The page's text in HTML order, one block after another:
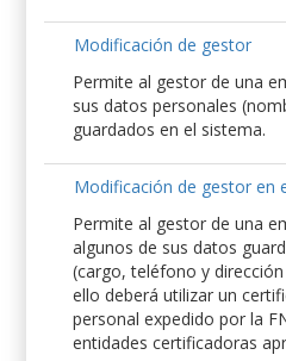
Modificación de gestor
Permite al gestor de una
sus datos personales
guardados en el sistema.
Modificación de gestor en
Permite al gestor de una
algunos de sus datos
(cargo, teléfono y
ello deberá utilizar un
personal expedido por la
entidades certificadoras